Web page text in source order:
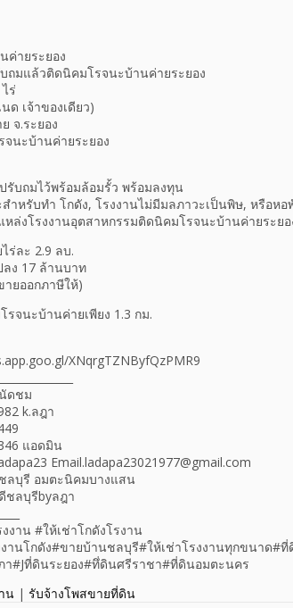
ค่ายระยอง
ถมแล้วติดนิคมโรจนะบ้านค่ายระยอง
ร่
ด​ เจ้าของ​เดียว)​
จ.ระยอง
จนะบ้านค่ายระยอง
รับถมไว้พร้อมล้อมรั้ว​ พร้อมลงทุน
ำหรับทำ​ โกดัง, โรงงานไม่มีมลภาวะเป็นพิษ, หรือหอ
ล่งโรงงานอุตสาหกรรม​ติดนิคมโรจนะบ้านค่ายระยอ
ไร่ละ 2.9​ ลบ.
ลง​ 17​ ล้านบาท
ยออกภาษีให้)​
รจนะ​บ้านค่ายเพียง 1.3​ กม.
XNqrgTZNByfQzPMR9
ดชม
k.ลฎา
แอดมิน
Email.ladapa23021977@gmail.com​
ลบุรี​ อมตะนิคมบางแสน
ชลบุรีbyลฎา
งาน #ให้เช่าโกดังโรงาน
งานโกดัง​#ขายบ้านชลบุรี​#ให้เช่าโรงงานทุกขนาด​
า​#Jที่ดินระยอง​#ทึ่ดินศรีราชา​#ที่ดินอมตะนคร
น | รับจ้างโพสขายที่ดิน